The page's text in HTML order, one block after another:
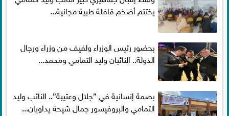
يختتم أضخم قافلة طبية مجانية...
بحضور رئيس الوزراء ولفيف من وزراء ورجال
الدولة.. النائبان وليد التمامي ومحمد...
بصمة إنسانية في ”جلال وعتيبة”.. النائب وليد
التمامي والبروفيسور جمال شيحة يداويان...